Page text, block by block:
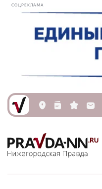
СОЦРЕКЛАМА
L n s M